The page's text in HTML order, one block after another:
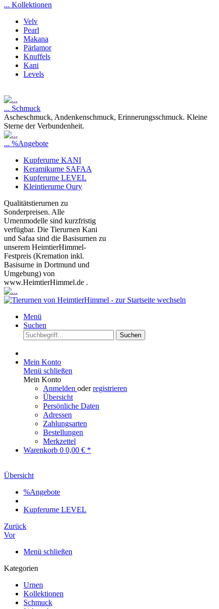
... Kollektionen
Velv
Pearl
Makana
Pärlamor
Knuffels
Kani
Levels
... Schmuck
Ascheschmuck, Andenkenschmuck, Erinnerungsschmuck. Kleine
Sterne der Verbundenheit.
... %Angebote
Kupferurne KANI
Keramikurne SAFAA
Kupferurne LEVEL
Kleintierurne Oury
Qualitätstierurnen zu
Sonderpreisen. Alle
Urnenmodelle sind kurzfristig
verfügbar. Die Tierurnen Kani
und Safaa sind die Basisurnen zu
unserem HeimtierHimmel-
Festpreis (Kremation inkl.
Basisurne in Dortmund und
Umgebung) von
www.HeimtierHimmel.de .
Menü
Suchen
Suchen
Mein Konto
Menü schließen
Mein Konto
Anmelden oderregistrieren
Übersicht
Persönliche Daten
Adressen
Zahlungsarten
Bestellungen
Merkzettel
Warenkorb 0 0,00 € *
Übersicht
%Angebote
Kupferurne LEVEL
Zurück
Vor
Menü schließen
Kategorien
Urnen
Kollektionen
Schmuck